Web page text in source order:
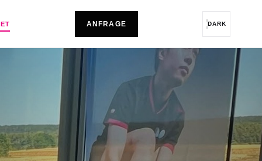
ANFRAGE DARK